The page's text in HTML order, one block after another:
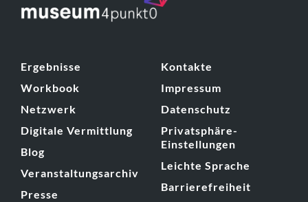
Ergebnisse
Workbook
Netzwerk
Digitale Vermittlung
Blog
Veranstaltungsarchiv
Presse
Kontakte
Impressum
Datenschutz
Privatsphäre-
Einstellungen
Leichte Sprache
Barrierefreiheit